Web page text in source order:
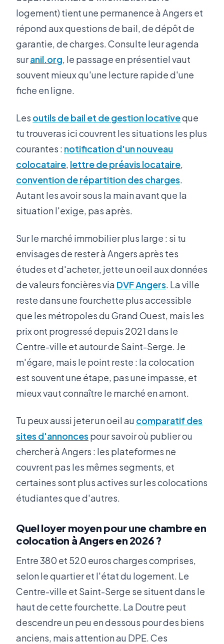
logement) tient une permanence à Angers et
répond aux questions de bail, de dépôt de
garantie, de charges. Consulte leur agenda
suranil.org , le passage en présentiel vaut
souvent mieux qu'une lecture rapide d'une
fiche en ligne.
Les outils de bail et de gestion locativeque
tu trouveras ici couvrent les situations les plus
courantes : notification d'un nouveau
colocataire lettre de préavis locataire
convention de répartition des charges
Autant les avoir sous la main avant que la
situation l'exige, pas après.
Sur le marché immobilier plus large : si tu
envisages de rester à Angers après tes
études et d'acheter, jette un oeil aux données
de valeurs foncières via DVF Angers . La ville
reste dans une fourchette plus accessible
que les métropoles du Grand Ouest, mais les
prix ont progressé depuis 2021 dans le
Centre-ville et autour de Saint-Serge. Je
m'égare, mais le point reste : la colocation
est souvent une étape, pas une impasse, et
mieux vaut connaître le marché en amont.
Tu peux aussi jeter un oeil au comparatif des
sites d'annonces pour savoir où publier ou
chercher à Angers : les plateformes ne
couvrent pas les mêmes segments, et
certaines sont plus actives sur les colocations
étudiantes que d'autres.
Quel loyer moyen pour une chambre en
colocation à Angers en 2026 ?
Entre 380 et 520 euros charges comprises,
selon le quartier et l'état du logement. Le
Centre-ville et Saint-Serge se situent dans le
haut de cette fourchette. La Doutre peut
descendre un peu en dessous pour des biens
anciens, mais attention au DPE. Ces